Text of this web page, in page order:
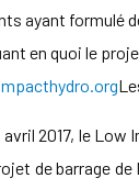
ayant formulé
en quoi le
avril 2017, le
de barrage